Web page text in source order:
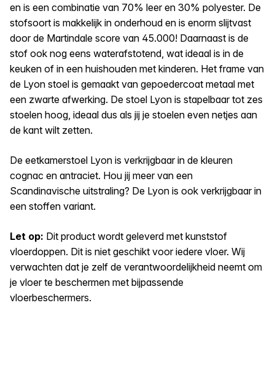
en is een combinatie van 70% leer en 30% polyester. De
stofsoort is makkelijk in onderhoud en is enorm slijtvast
door de Martindale score van 45.000! Daarnaast is de
stof ook nog eens waterafstotend, wat ideaal is in de
keuken of in een huishouden met kinderen. Het frame van
de Lyon stoel is gemaakt van gepoedercoat metaal met
een zwarte afwerking. De stoel Lyon is stapelbaar tot zes
stoelen hoog, ideaal dus als jij je stoelen even netjes aan
de kant wilt zetten.
De eetkamerstoel Lyon is verkrijgbaar in de kleuren
cognac en antraciet. Hou jij meer van een
Scandinavische uitstraling? De Lyon is ook verkrijgbaar in
een stoffen variant.
​​Let op: Dit product wordt geleverd met kunststof
vloerdoppen. Dit is niet geschikt voor iedere vloer. Wij
verwachten dat je zelf de verantwoordelijkheid neemt om
je vloer te beschermen met bijpassende
vloerbeschermers.